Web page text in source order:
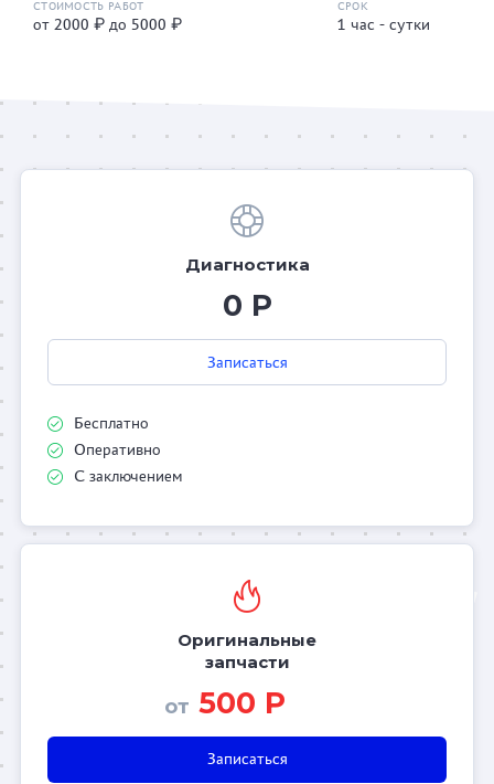
от 2000 ₽ до 5000 ₽ 1 час - сутки
Диагностика
0 Р
Записаться
Бесплатно
Оперативно
С заключением
Оригинальные
запчасти
от 500 Р
Записаться